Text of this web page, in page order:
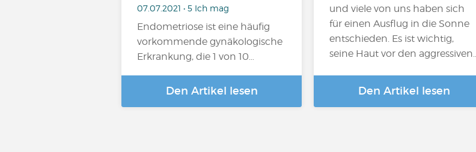
07.07.2021 • 5 Ich mag
Endometriose ist eine häufig
vorkommende gynäkologische
Erkrankung, die 1 von 10…
Den Artikel lesen
und viele von uns haben sich
für einen Ausflug in die Sonne
entschieden. Es ist wichtig,
seine Haut vor den aggressiven…
Den Artikel lesen